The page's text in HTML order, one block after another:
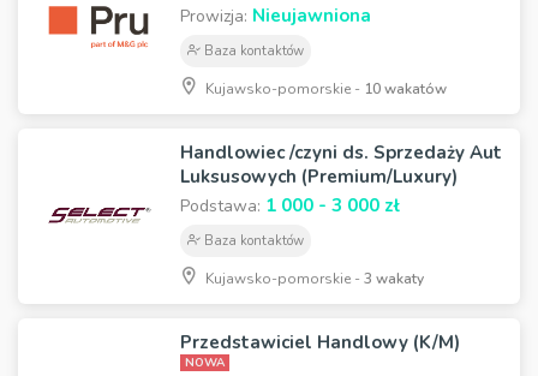
Prowizja: Nieujawniona
Baza kontaktów
Kujawsko-pomorskie - 10 wakatów
Handlowiec /czyni ds. Sprzedaży Aut
Luksusowych (Premium/Luxury)
Podstawa: 1 000 - 3 000 zł
Baza kontaktów
Kujawsko-pomorskie -3 wakaty
Przedstawiciel Handlowy (K/M)
NOWA